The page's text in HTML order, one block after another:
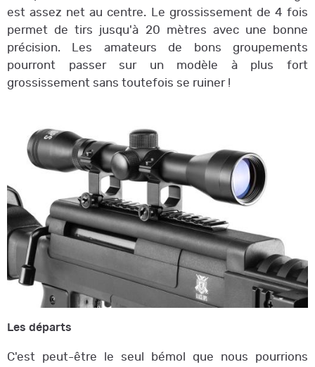
est assez net au centre. Le grossissement de 4 fois
permet de tirs jusqu'à 20 mètres avec une bonne
précision. Les amateurs de bons groupements
pourront passer sur un modèle à plus fort
grossissement sans toutefois se ruiner !
Les départs
C'est peut-être le seul bémol que nous pourrions